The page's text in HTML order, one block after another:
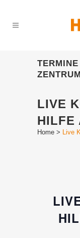
LIVE
HILFE
Home > Live